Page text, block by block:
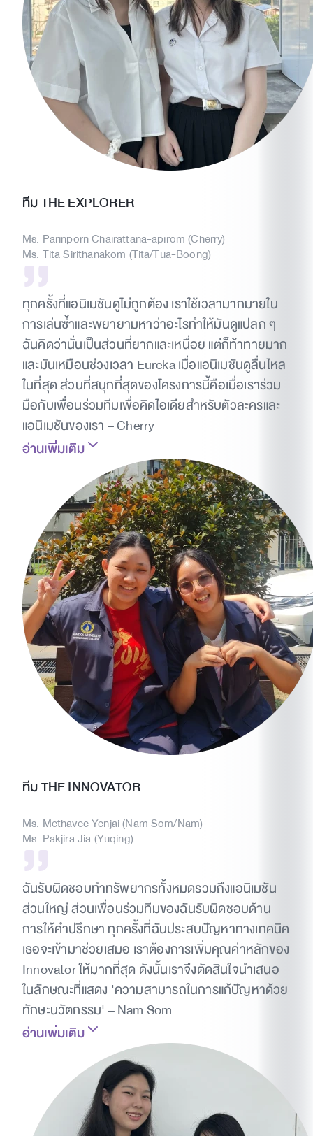
ทีม THE EXPLORER
Ms. Parinporn Chairattana-apirom (Cherry)
Ms. Tita Sirithanakom (Tita/Tua-Boong)
ทุกครั้งที่แอนิเมชันดูไม่ถูกต้อง เราใช้เวลามากมายใน
การเล่นซ้ำและพยายามหาว่าอะไรทำให้มันดูแปลก ๆ
ฉันคิดว่านั่นเป็นส่วนที่ยากและเหนื่อย แต่ก็ท้าทายมาก
และมันเหมือนช่วงเวลา Eureka เมื่อแอนิเมชันดูลื่นไหล
ในที่สุด ส่วนที่สนุกที่สุดของโครงการนี้คือเมื่อเราร่วม
มือกับเพื่อนร่วมทีมเพื่อคิดไอเดียสำหรับตัวละครและ
แอนิเมชันของเรา – Cherry
อ่านเพิ่มเติม
ทีม THE INNOVATOR
Ms. Methavee Yenjai (Nam Som/Nam)
Ms. Pakjira Jia (Yuqing)
ฉันรับผิดชอบทำทรัพยากรทั้งหมดรวมถึงแอนิเมชัน
ส่วนใหญ่ ส่วนเพื่อนร่วมทีมของฉันรับผิดชอบด้าน
การให้คำปรึกษา ทุกครั้งที่ฉันประสบปัญหาทางเทคนิค
เธอจะเข้ามาช่วยเสมอ เราต้องการเพิ่มคุณค่าหลักของ
Innovator ให้มากที่สุด ดังนั้นเราจึงตัดสินใจนำเสนอ
ในลักษณะที่แสดง 'ความสามารถในการแก้ปัญหาด้วย
ทักษะนวัตกรรม' – Nam Som
อ่านเพิ่มเติม